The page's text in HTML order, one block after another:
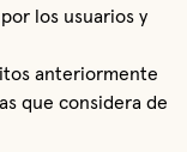
los usuarios y
anteriormente
que considera de